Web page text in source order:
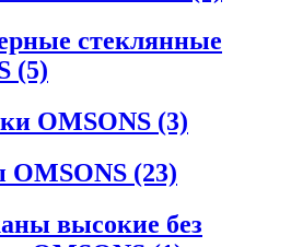
стеклянные
(5)
OMSONS (3)
OMSONS (23)
высокие без